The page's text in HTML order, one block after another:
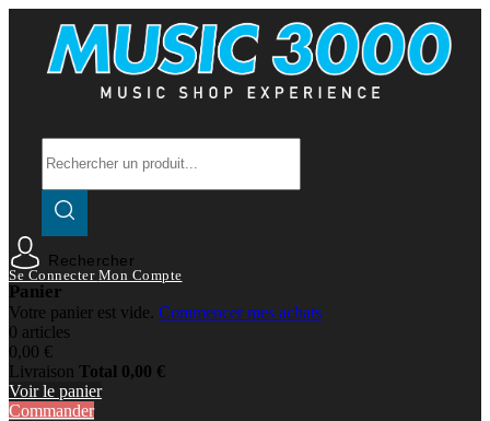
Rechercher
Se Connecter Mon Compte
Panier
Votre panier est vide. Commencer mes achats
0 articles
0,00 €
Livraison Total 0,00 €
Voir le panier
Commander